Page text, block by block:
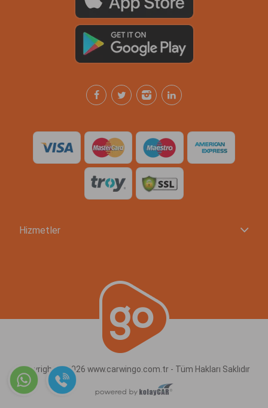
Hizmetler
Copyright © 2026 www.carwingo.com.tr - Tüm Hakları Saklıdır